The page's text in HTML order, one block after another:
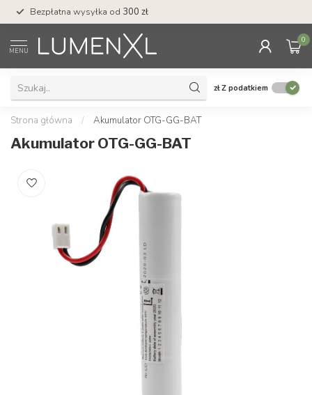
Bezpłatna wysyłka od 300 zł
MENU
0
złZ podatkiem
Strona główna / Akumulator OTG-GG-BAT
Akumulator OTG-GG-BAT